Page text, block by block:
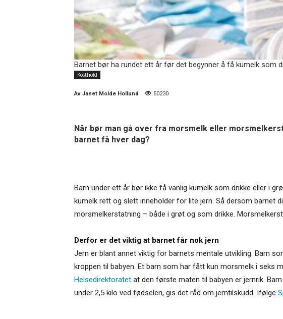
Barnet bør ha rundet ett år før det begynner å få kumelk som
Kosthold
Av Janet Molde Hollund 50230
Når bør man gå over fra morsmelk eller
barnet få hver dag?
Barn under ett år bør ikke få vanlig kumelk som drikke eller i
kumelk rett og slett inneholder for lite jern. Så dersom barnet
morsmelkerstatning – både i grøt og som drikke.
Derfor er det viktig at barnet får nok jern
Jern er blant annet viktig for barnets mentale utvikling. Barn
kroppen til babyen. Et barn som har fått kun morsmelk i seks
Helsedirektoratet at den første maten til babyen er jernrik.
under 2,5 kilo ved fødselen, gis det råd om jerntilskudd. Ifølge